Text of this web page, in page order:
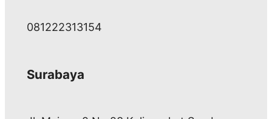
081222313154
Surabaya